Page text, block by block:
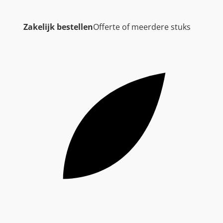
Zakelijk bestellenOfferte of meerdere stuks